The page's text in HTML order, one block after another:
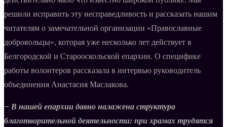
решили исправить эту несправедливость и рассказать нашим
читателям о замечательной организации «Православные
добровольцы», которая уже несколько лет действует в
Белгородской и Старооскольской епархии. О специфике
работы волонтеров рассказала в интервью руководитель
объединения Анастасия Маслакова.
− В нашей епархии давно налажена структура
благотворительной деятельности: при храмах трудятся